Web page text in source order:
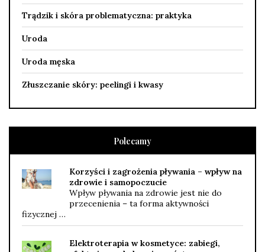
Trądzik i skóra problematyczna: praktyka
Uroda
Uroda męska
Złuszczanie skóry: peelingi i kwasy
Polecamy
Korzyści i zagrożenia pływania – wpływ na
zdrowie i samopoczucie
Wpływ pływania na zdrowie jest nie do
przecenienia – ta forma aktywności
fizycznej …
Elektroterapia w kosmetyce: zabiegi,